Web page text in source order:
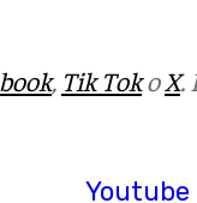
Youtube
, Tik TokoX.